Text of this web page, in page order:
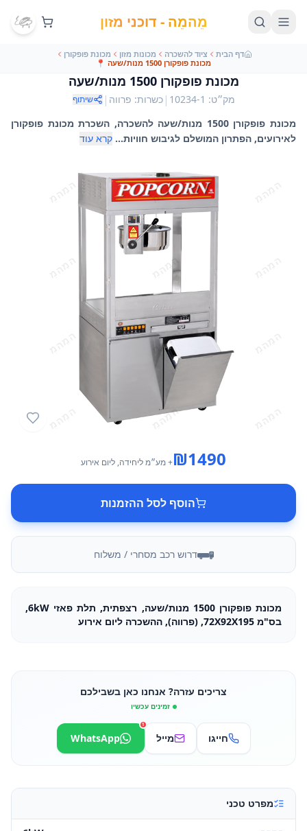
מֵהמֵה - דוכני מזון
דף הבית ציוד להשכרה מכונות מזון
מכונת פופקורן
מכונת פופקורן 1500 מנות/שעה
📍
מכונת פופקורן 1500 מנות/שעה
מק״ט:
10234-1
|כשרות: פרווה | שיתוף
מכונת פופקורן 1500 מנות/שעה להשכרה, השכרת מכונת פופקורן
לאירועים, הפתרון המושלם לגיבוש חוויות... קרא עוד
₪1490 + מע״מליחידה, ליום אירוע
הוסף לסל ההזמנות
דרוש רכב מסחרי / משלוח
מכונת פופקורן 1500 מנות/שעה, רצפתית, תלת פאזי 6kW,
בס"מ 72X92X195, (פרווה), ההשכרה ליום אירוע
צריכים עזרה? אנחנו כאן בשבילכם
זמינים עכשיו
חייגו מייל WhatsApp
1
מפרט טכני